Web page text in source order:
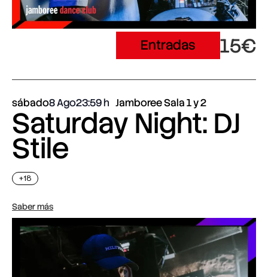
Entradas 15€
sábado8 Ago23:59 Jamboree Sala 1 y 2
Saturday Night: DJ
Stile
+18
Saber más